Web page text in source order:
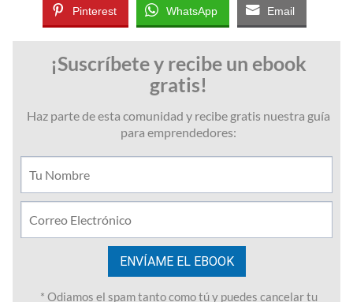
Pinterest WhatsApp Email